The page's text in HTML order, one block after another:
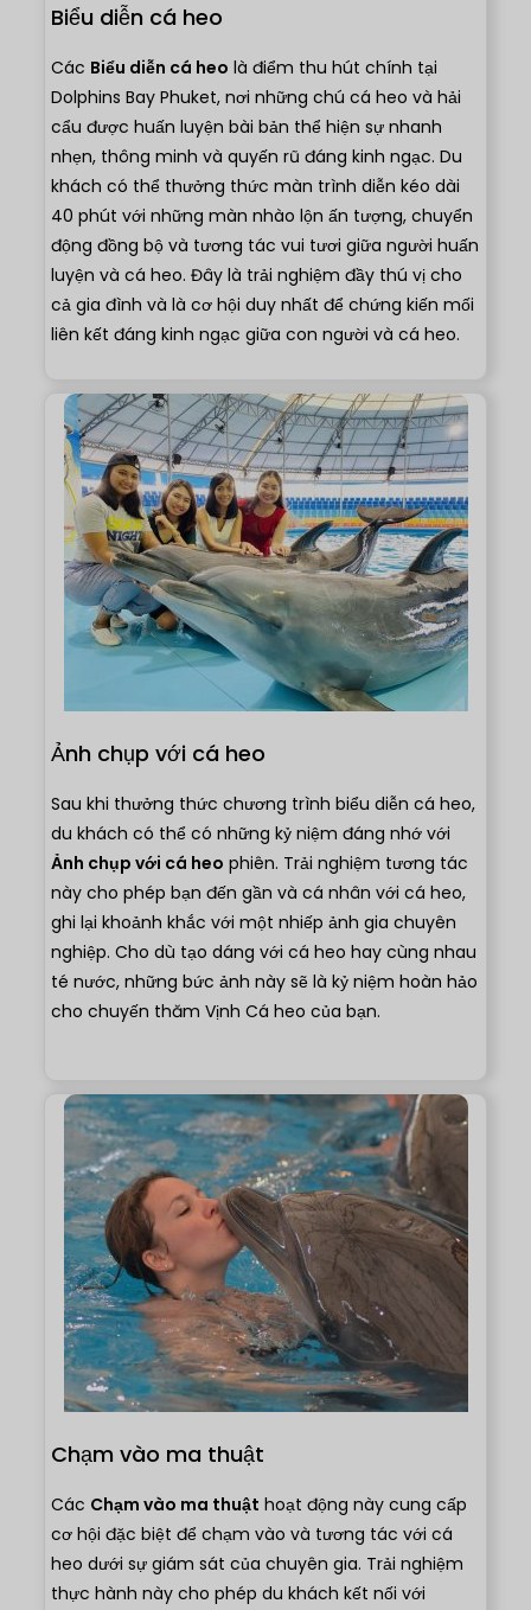
Biểu diễn cá heo
Các Biểu diễn cá heo là điểm thu hút chính tại
Dolphins Bay Phuket, nơi những chú cá heo và hải
cẩu được huấn luyện bài bản thể hiện sự nhanh
nhẹn, thông minh và quyến rũ đáng kinh ngạc. Du
khách có thể thưởng thức màn trình diễn kéo dài
40 phút với những màn nhào lộn ấn tượng, chuyển
động đồng bộ và tương tác vui tươi giữa người huấn
luyện và cá heo. Đây là trải nghiệm đầy thú vị cho
cả gia đình và là cơ hội duy nhất để chứng kiến mối
liên kết đáng kinh ngạc giữa con người và cá heo.
Ảnh chụp với cá heo
Sau khi thưởng thức chương trình biểu diễn cá heo,
du khách có thể có những kỷ niệm đáng nhớ với
Ảnh chụp với cá heo phiên. Trải nghiệm tương tác
này cho phép bạn đến gần và cá nhân với cá heo,
ghi lại khoảnh khắc với một nhiếp ảnh gia chuyên
nghiệp. Cho dù tạo dáng với cá heo hay cùng nhau
té nước, những bức ảnh này sẽ là kỷ niệm hoàn hảo
cho chuyến thăm Vịnh Cá heo của bạn.
Chạm vào ma thuật
Các Chạm vào ma thuật hoạt động này cung cấp
cơ hội đặc biệt để chạm vào và tương tác với cá
heo dưới sự giám sát của chuyên gia. Trải nghiệm
thực hành này cho phép du khách kết nối với